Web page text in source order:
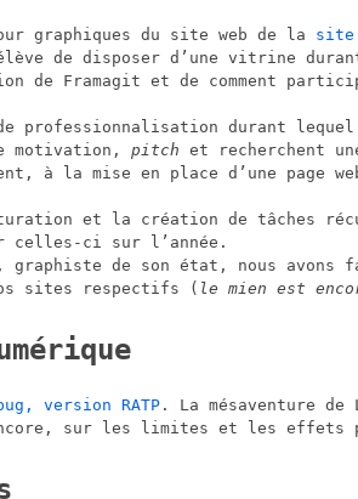
graphiques du site web de la site
de disposer d’une vitrine
de Framagit et de comment
professionnalisation durant
motivation, pitch et recherchent
à la mise en place d’une page
et la création de tâches
celles-ci sur l’année.
, graphiste de son état, nous avons
sites respectifs ( le mien est
version RATP . La mésaventure
sur les limites et les effets